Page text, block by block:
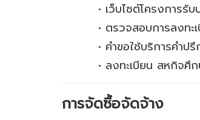
• เว็บไซต์โครงการรั
• ตรวจสอบการลงท
• คำขอใช้บริการคำป
• ลงทะเบียน สหกิจศึ
การจัดซื้อจัดจ้าง